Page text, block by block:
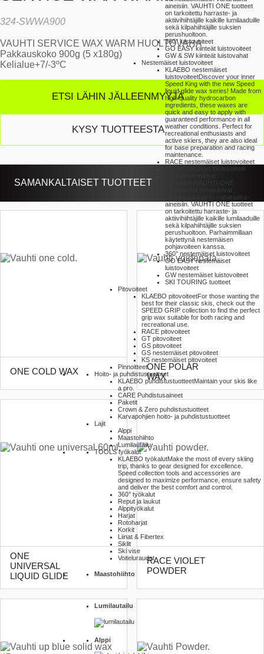
aineisiin. VAUHTI ONE tuotteet
on tarkoitettu harraste- ja
aktiivihiihtäjille kaikille lumilaaduille
sekä kilpahiihtäjille suksien
perushuoltoon.
360° luistovoiteet
GO EASY kiinteät luistovoiteet
GW & SW kiinteät luistovahat
Nestemäiset luistovoiteet
KLAEBO nestemäiset
luistovoiteetDiscover your inner
Speed King with the new Speed
liquid glide wax series! Made from
high-quality hydrocarbon
ingredients, these waxes are
quick and easy to apply with
guaranteed performance in all
weather conditions. Perfect for
recreational enthusiasts and
active skiers, they are also ideal
for base preparation and racing
maintenance.
RACE nestemäiset luistovoiteet
UP nestemäiset luistovoiteet
VAUHTI ONE
nesteluistot pohjautuvat
korkealuokkaisiin vaharaaka-
aineisiin. VAUHTI ONE tuotteet
on tarkoitettu harraste- ja
aktiivihiihtäjille kaikille lumilaaduille
sekä kilpahiihtäjille suksien
perushuoltoon. Parhaimmillaan
käytettynä nestemäisen
pohjavoiteen kanssa.
360° nestemäiset luistovoiteet
GO EASY nestemäiset
luistovoiteet
GW nestemäiset luistovoiteet
SKI TOURING tuotteet
Pitovoiteet
KLAEBO pitovoiteetFor those wanting the
best for their classic skis, check out the
SPEED GRIP collection to find the perfect
grip wax suitable for both racing and
recreational use.
RACE pitovoiteet
GT pitovoiteet
GS pitovoiteet
GS nestemäiset pitovoiteet
KS nestemäiset pitovoiteet
Pinnoitteet
Hoito- ja puhdistustuotteet
KLAEBO puhdistustuotteetMaintain your skis like
a pro.
CARE Puhdistusaineet
Paketit
Crown & Zero puhdistustuotteet
Karvapohjien hoito- ja puhdistustuotteet
Lajit
Alppi
Maastohiihto
Lumilautailu
TOOLS työkalut
KLAEBO työkalutMake the most of every skiing
trip, thanks to gear designed for excellence.
Speed collection tools and accessories are
designed to maximize performance, ensure safety
and deliver the best comfort and control.
360° työkalut
Reput ja laukut
Alppityökalut
Harjat
Rotoharjat
Korkit
Liinat & Fibertex
Siklit
Ski vise
Voiteluraudat
Maastohiihto
Lumilautailu
Alppi
324-SWWA900
VAUHTI SERVICE WAX WARM HUOLTOVAHA
Pakkauskoko 900g (5 x180g)
Kelialue+7/-3ºC
ETSI LÄHIN JÄLLEENMYYJÄ
KYSY TUOTTEESTA
SAMANKALTAISET TUOTTEET
ONE COLD WAX
ONE POLAR
WAX
ONE
UNIVERSAL
LIQUID GLIDE
RACE VIOLET
POWDER